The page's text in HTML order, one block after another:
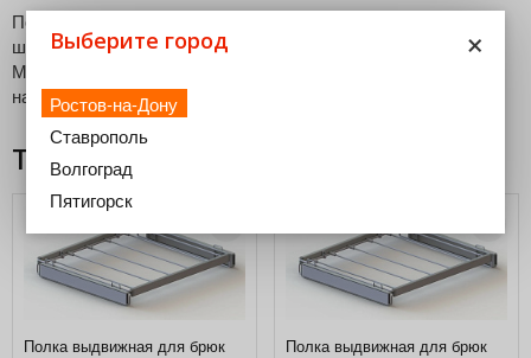
Полка выдвижная для брюк на горизонтальной рамке для
шкафов. Вид: горизонтальная, телескопическая рамка.
Материал: алюминиевая. Поставляется только с
направляющими. Тип выдвижения: полное Доводчик: нет
Товары из этой категории
Полка выдвижная для брюк
Полка выдвижная для брюк
×
Выберите город
Ростов-на-Дону
Ставрополь
Волгоград
Пятигорск